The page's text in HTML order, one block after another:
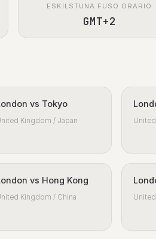
ESKILSTUNA FUSO ORARIO
GMT+2
vs Tokyo
Kingdom / Japan
vs Hong Kong
Kingdom / China